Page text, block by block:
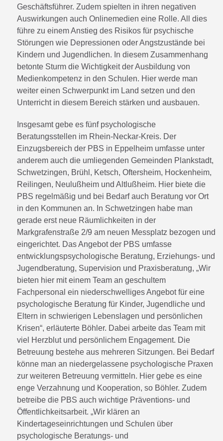
Geschäftsführer. Zudem spielten in ihren negativen
Auswirkungen auch Onlinemedien eine Rolle. All dies
führe zu einem Anstieg des Risikos für psychische
Störungen wie Depressionen oder Angstzustände bei
Kindern und Jugendlichen. In diesem Zusammenhang
betonte Sturm die Wichtigkeit der Ausbildung von
Medienkompetenz in den Schulen. Hier werde man
weiter einen Schwerpunkt im Land setzen und den
Unterricht in diesem Bereich stärken und ausbauen.
Insgesamt gebe es fünf psychologische
Beratungsstellen im Rhein-Neckar-Kreis. Der
Einzugsbereich der PBS in Eppelheim umfasse unter
anderem auch die umliegenden Gemeinden Plankstadt,
Schwetzingen, Brühl, Ketsch, Oftersheim, Hockenheim,
Reilingen, Neulußheim und Altlußheim. Hier biete die
PBS regelmäßig und bei Bedarf auch Beratung vor Ort
in den Kommunen an. In Schwetzingen habe man
gerade erst neue Räumlichkeiten in der
Markgrafenstraße 2/9 am neuen Messplatz bezogen und
eingerichtet. Das Angebot der PBS umfasse
entwicklungspsychologische Beratung, Erziehungs- und
Jugendberatung, Supervision und Praxisberatung, „Wir
bieten hier mit einem Team an geschultem
Fachpersonal ein niederschwelliges Angebot für eine
psychologische Beratung für Kinder, Jugendliche und
Eltern in schwierigen Lebenslagen und persönlichen
Krisen“, erläuterte Böhler. Dabei arbeite das Team mit
viel Herzblut und persönlichem Engagement. Die
Betreuung bestehe aus mehreren Sitzungen. Bei Bedarf
könne man an niedergelassene psychologische Praxen
zur weiteren Betreuung vermitteln. Hier gebe es eine
enge Verzahnung und Kooperation, so Böhler. Zudem
betreibe die PBS auch wichtige Präventions- und
Öffentlichkeitsarbeit. „Wir klären an
Kindertageseinrichtungen und Schulen über
psychologische Beratungs- und